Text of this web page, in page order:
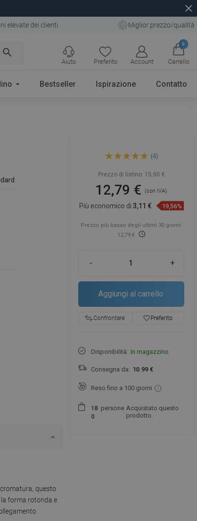
close
elevate dei clienti Miglior prezzo/qualità
search
Preferito Account
0
Carrello
Aiuto
Bestseller Ispirazione Contatto
questo
forma rotonda e
Mexen Kai raccordo
angolare, cromo - 79301-00
(4)
Prezzo di listino: 15,90 €
12,79 €(con IVA)
Più economico di3,11 € 19,56%
Prezzo più basso degli ultimi 30 giorni:
12,79 €
- +
Aggiungi al carrello
Confrontare favorite_borderPreferito
Disponibilità: In magazzino
Consegna da: 10.99 €
Reso fino a 100 giorni
1 8
0
persone Acquistato questo
prodotto.